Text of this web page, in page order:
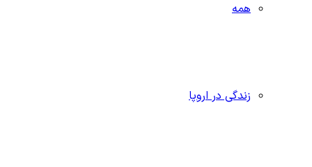
همه
زندگی در اروپا